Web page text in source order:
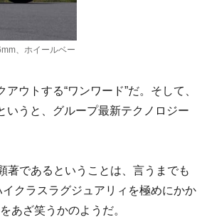
、ホイールベー
ウトする“ワンワード”だ。そして、
いうと、グループ最新テクノロジー
著であるということは、言うまでも
クラスラグジュアリィを極めにかか
あざ笑うかのようだ。